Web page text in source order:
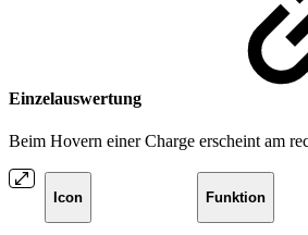
Einzelauswertung
Beim Hovern einer Charge erscheint am
Icon Funktion